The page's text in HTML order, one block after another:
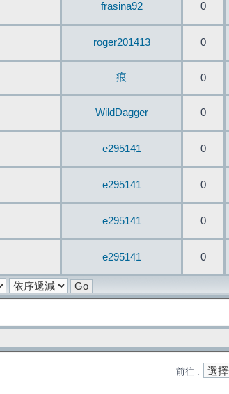
frasina92 0
roger201413 0
痕 0
WildDagger 0
e295141 0
e295141 0
e295141 0
e295141 0
前往 :